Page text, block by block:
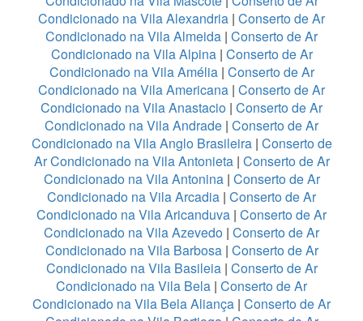
Condicionado na Vila Alexandria | Conserto de Ar
Condicionado na Vila Almeida | Conserto de Ar
Condicionado na Vila Alpina | Conserto de Ar
Condicionado na Vila Amélia | Conserto de Ar
Condicionado na Vila Americana | Conserto de Ar
Condicionado na Vila Anastacio | Conserto de Ar
Condicionado na Vila Andrade | Conserto de Ar
Condicionado na Vila Anglo Brasileira| Conserto de
Ar Condicionado na Vila Antonieta| Conserto de Ar
Condicionado na Vila Antonina| Conserto de Ar
Condicionado na Vila Arcadia | Conserto de Ar
Condicionado na Vila Aricanduva | Conserto de Ar
Condicionado na Vila Azevedo | Conserto de Ar
Condicionado na Vila Barbosa| Conserto de Ar
Condicionado na Vila Basileia| Conserto de Ar
Condicionado na Vila Bela | Conserto de Ar
Condicionado na Vila Bela Aliança | Conserto de Ar